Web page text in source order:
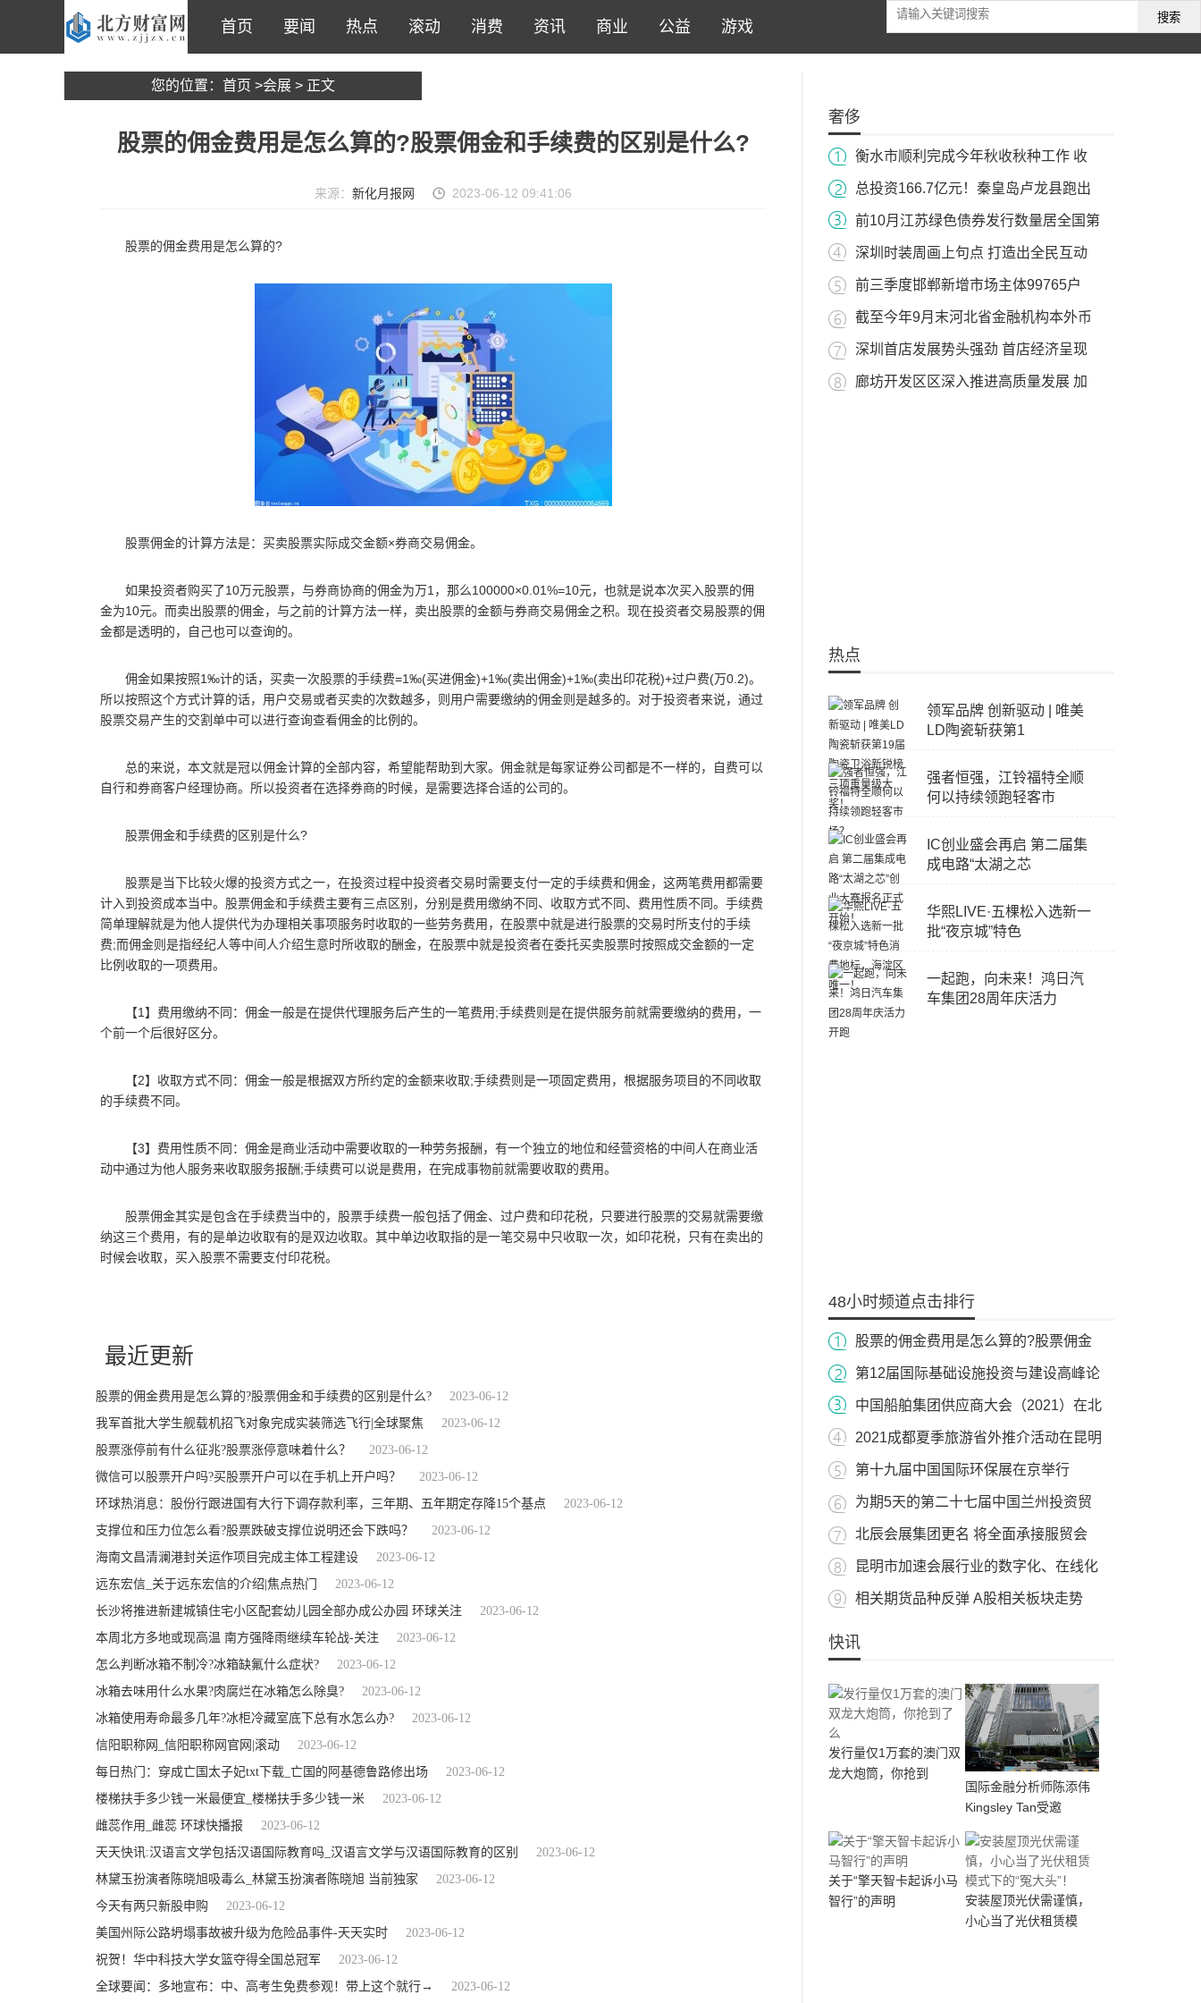
首页 要闻 热点 滚动 消费 资讯 商业 公益 游戏
搜索
您的位置： 首页 >会展 > 正文
股票的佣金费用是怎么算的?股票佣金和手续费的区别是什么?
来源： 新化月报网 2023-06-12 09:41:06
股票的佣金费用是怎么算的?
股票佣金的计算方法是：买卖股票实际成交金额×券商交易佣金。
如果投资者购买了10万元股票，与券商协商的佣金为万1，那么100000×0.01%=10元，也就是说本次买入股票的佣
金为10元。而卖出股票的佣金，与之前的计算方法一样，卖出股票的金额与券商交易佣金之积。现在投资者交易股票的佣
金都是透明的，自己也可以查询的。
佣金如果按照1‰计的话，买卖一次股票的手续费=1‰(买进佣金)+1‰(卖出佣金)+1‰(卖出印花税)+过户费(万0.2)。
所以按照这个方式计算的话，用户交易或者买卖的次数越多，则用户需要缴纳的佣金则是越多的。对于投资者来说，通过
股票交易产生的交割单中可以进行查询查看佣金的比例的。
总的来说，本文就是冠以佣金计算的全部内容，希望能帮助到大家。佣金就是每家证券公司都是不一样的，自费可以
自行和券商客户经理协商。所以投资者在选择券商的时候，是需要选择合适的公司的。
股票佣金和手续费的区别是什么?
股票是当下比较火爆的投资方式之一，在投资过程中投资者交易时需要支付一定的手续费和佣金，这两笔费用都需要
计入到投资成本当中。股票佣金和手续费主要有三点区别，分别是费用缴纳不同、收取方式不同、费用性质不同。手续费
简单理解就是为他人提供代为办理相关事项服务时收取的一些劳务费用，在股票中就是进行股票的交易时所支付的手续
费;而佣金则是指经纪人等中间人介绍生意时所收取的酬金，在股票中就是投资者在委托买卖股票时按照成交金额的一定
比例收取的一项费用。
【1】费用缴纳不同：佣金一般是在提供代理服务后产生的一笔费用;手续费则是在提供服务前就需要缴纳的费用，一
个前一个后很好区分。
【2】收取方式不同：佣金一般是根据双方所约定的金额来收取;手续费则是一项固定费用，根据服务项目的不同收取
的手续费不同。
【3】费用性质不同：佣金是商业活动中需要收取的一种劳务报酬，有一个独立的地位和经营资格的中间人在商业活
动中通过为他人服务来收取服务报酬;手续费可以说是费用，在完成事物前就需要收取的费用。
股票佣金其实是包含在手续费当中的，股票手续费一般包括了佣金、过户费和印花税，只要进行股票的交易就需要缴
纳这三个费用，有的是单边收取有的是双边收取。其中单边收取指的是一笔交易中只收取一次，如印花税，只有在卖出的
时候会收取，买入股票不需要支付印花税。
最近更新
股票的佣金费用是怎么算的?股票佣金和手续费的区别是什么?
2023-06-12
我军首批大学生舰载机招飞对象完成实装筛选飞行|全球聚焦
2023-06-12
股票涨停前有什么征兆?股票涨停意味着什么？
2023-06-12
微信可以股票开户吗?买股票开户可以在手机上开户吗？
2023-06-12
环球热消息：股份行跟进国有大行下调存款利率，三年期、五年期定存降15个基点
2023-06-12
支撑位和压力位怎么看?股票跌破支撑位说明还会下跌吗？
2023-06-12
海南文昌清澜港封关运作项目完成主体工程建设
2023-06-12
远东宏信_关于远东宏信的介绍|焦点热门
2023-06-12
长沙将推进新建城镇住宅小区配套幼儿园全部办成公办园 环球关注
2023-06-12
本周北方多地或现高温 南方强降雨继续车轮战-关注
2023-06-12
怎么判断冰箱不制冷?冰箱缺氟什么症状?
2023-06-12
冰箱去味用什么水果?肉腐烂在冰箱怎么除臭?
2023-06-12
冰箱使用寿命最多几年?冰柜冷藏室底下总有水怎么办?
2023-06-12
信阳职称网_信阳职称网官网|滚动
2023-06-12
每日热门：穿成亡国太子妃txt下载_亡国的阿基德鲁路修出场
2023-06-12
楼梯扶手多少钱一米最便宜_楼梯扶手多少钱一米
2023-06-12
雌蕊作用_雌蕊 环球快播报
2023-06-12
天天快讯:汉语言文学包括汉语国际教育吗_汉语言文学与汉语国际教育的区别
2023-06-12
林黛玉扮演者陈晓旭吸毒么_林黛玉扮演者陈晓旭 当前独家
2023-06-12
今天有两只新股申购
2023-06-12
美国州际公路坍塌事故被升级为危险品事件-天天实时
2023-06-12
祝贺！华中科技大学女篮夺得全国总冠军
2023-06-12
全球要闻：多地宣布：中、高考生免费参观！带上这个就行→
2023-06-12
奢侈
衡水市顺利完成今年秋收秋种工作 收
总投资166.7亿元！秦皇岛卢龙县跑出
前10月江苏绿色债券发行数量居全国第
深圳时装周画上句点 打造出全民互动
前三季度邯郸新增市场主体99765户
截至今年9月末河北省金融机构本外币
深圳首店发展势头强劲 首店经济呈现
廊坊开发区区深入推进高质量发展 加
热点
领军品牌 创新驱动 | 唯美
LD陶瓷斩获第1
强者恒强，江铃福特全顺
何以持续领跑轻客市
IC创业盛会再启 第二届集
成电路“太湖之芯
华熙LIVE·五棵松入选新一
批“夜京城”特色
一起跑，向未来！鸿日汽
车集团28周年庆活力
48小时频道点击排行
股票的佣金费用是怎么算的?股票佣金
第12届国际基础设施投资与建设高峰论
中国船舶集团供应商大会（2021）在北
2021成都夏季旅游省外推介活动在昆明
第十九届中国国际环保展在京举行
为期5天的第二十七届中国兰州投资贸
北辰会展集团更名 将全面承接服贸会
昆明市加速会展行业的数字化、在线化
相关期货品种反弹 A股相关板块走势
快讯
发行量仅1万套的澳门双
龙大炮筒，你抢到
国际金融分析师陈添伟
Kingsley Tan受邀
关于“擎天智卡起诉小马
智行”的声明
安装屋顶光伏需谨慎，
小心当了光伏租赁模